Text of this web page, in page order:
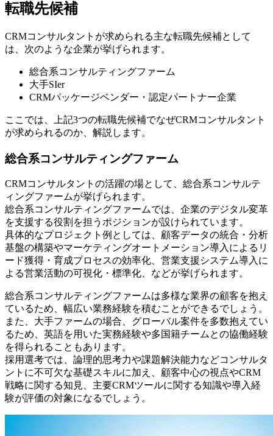
転職先候補
CRMコンサルタントが求められる主な転職先候補として
は、次のような企業が挙げられます。
総合系コンサルティングファーム
大手SIer
CRMパッケージベンダー・認定パートナー企業
ここでは、上記3つの転職先候補でなぜCRMコンサルタント
が求められるのか、解説します。
総合系コンサルティングファーム
CRMコンサルタントの活躍の場として、総合系コンサルテ
ィングファームが挙げられます。
総合系コンサルティングファームでは、企業のデジタル変革
を支援する役割を担うポジションが設けられています。
具体的なプロジェクト例としては、顧客データの統合・分析
基盤の構築やマーケティングオートメーション導入によるリ
ード獲得・育成プロセスの効率化、営業支援システム導入に
よる営業活動の可視化・標準化、などが挙げられます。
総合系コンサルティングファームは多様な業界の顧客を抱え
ているため、幅広い業務経験を積むことができるでしょう。
また、大手ファームの場合、グローバル案件を多数抱えてい
るため、英語を用いた実務経験や多国籍チームとの協働経験
を得られることもあります。
採用選考では、論理的思考力や課題解決能力などコンサルタ
ントに不可欠な基礎スキルに加え、顧客中心の視点やCRM
戦略に関する知見、主要CRMツールに関する知識や導入経
験が評価の対象になるでしょう。